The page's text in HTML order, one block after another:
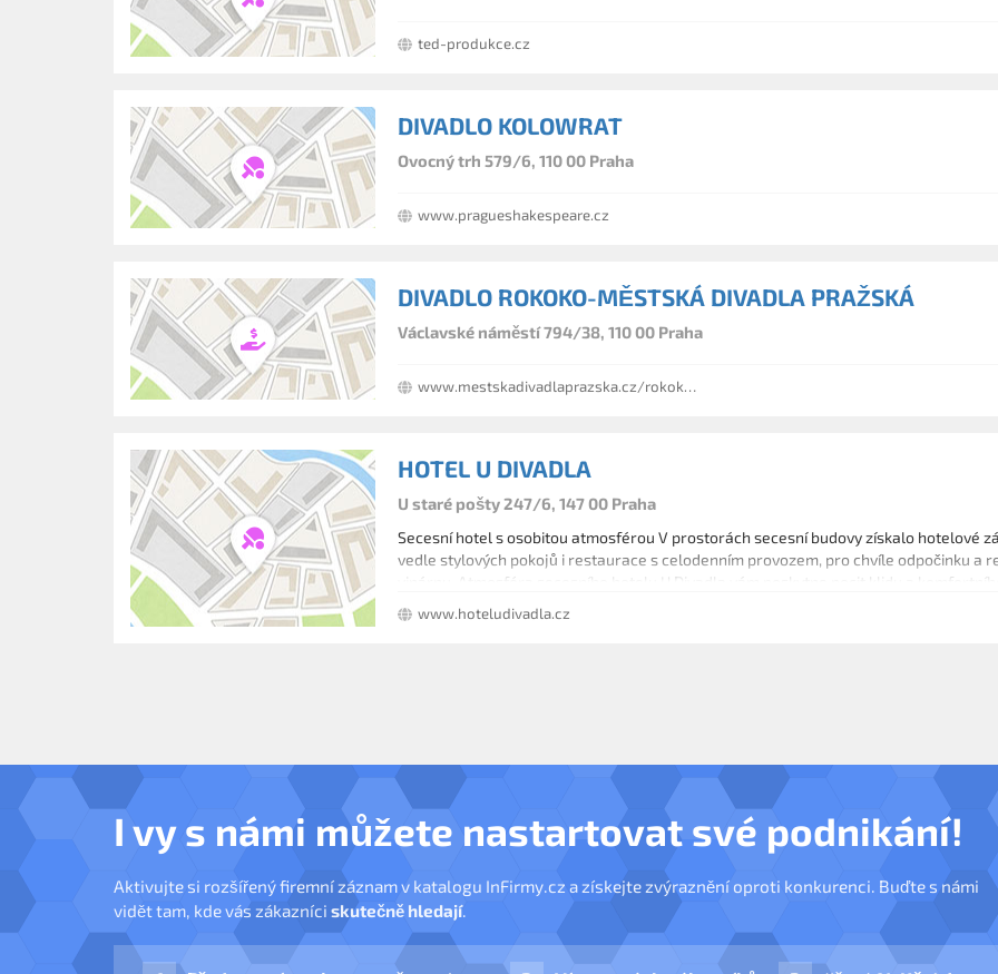
ted-produkce.cz
DIVADLO KOLOWRAT
Ovocný trh 579/6, 110 00 Praha
www.pragueshakespeare.cz
DIVADLO ROKOKO-MĚSTSKÁ DIVADLA PRAŽSKÁ
Václavské náměstí 794/38, 110 00 Praha
www.mestskadivadlaprazska.cz/rokoko/divadlo-rokoko/
HOTEL U DIVADLA
U staré pošty 247/6, 147 00 Praha
Secesní hotel s osobitou atmosférou V prostorách secesní budovy získalo hotelové
vedle stylových pokojů i restaurace s celodenním provozem, pro chvíle odpočinku a
vinárnu. Atmosféra secesního hotelu U Divadla vám poskytne pocit klidu a
škála typů pokojů od jednolůžkových po rodinné pokoje a apartmány. Ve verzích
vybavení a úrove
www.hoteludivadla.cz
I vy s námi můžete nastartovat své podnikání!
Aktivujte si rozšířený firemní záznam v katalogu InFirmy.cz a získejte zvýraznění oproti konkurenci. Buďte s námi
vidět tam, kde vás zákazníci skutečně hledají.